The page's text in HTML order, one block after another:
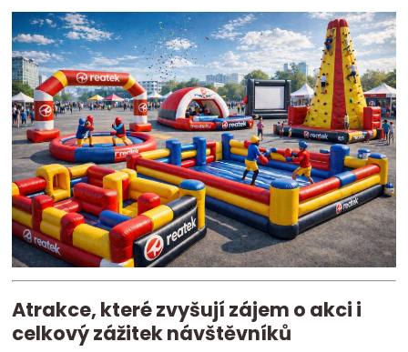
Atrakce, které zvyšují zájem o akci i
celkový zážitek návštěvníků